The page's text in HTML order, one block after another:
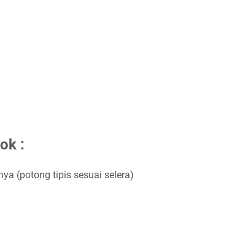
:
(potong tipis sesuai selera)